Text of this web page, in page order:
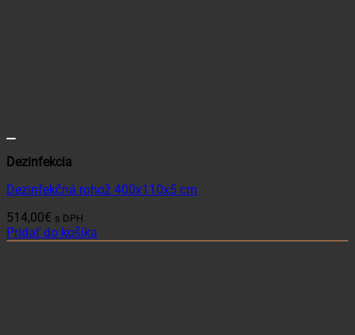
Dezinfekcia
Dezinfekčná rohož 400x110x5 cm
514,00€ s DPH
Pridať do košíka